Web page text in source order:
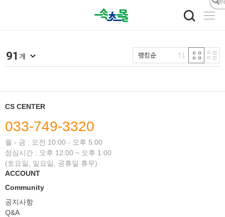
닫기
91 개 랭킹순
CS CENTER
033-749-3320
월 - 금 : 오전 10:00 - 오후 5:00
점심시간 : 오후 12:00 ~ 오후 1:00
(토요일, 일요일, 공휴일 휴무)
ACCOUNT
Community
공지사항
Q&A